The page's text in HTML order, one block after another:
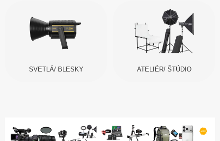
SVETLÁ/ BLESKY ATELIÉR/ ŠTÚDIO